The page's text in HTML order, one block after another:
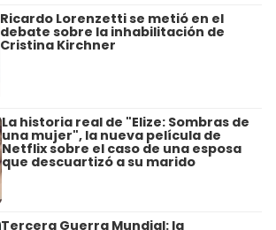
Ricardo Lorenzetti se metió en el
debate sobre la inhabilitación de
Cristina Kirchner
La historia real de "Elize: Sombras de
una mujer", la nueva película de
Netflix sobre el caso de una esposa
que descuartizó a su marido
Tercera Guerra Mundial: la